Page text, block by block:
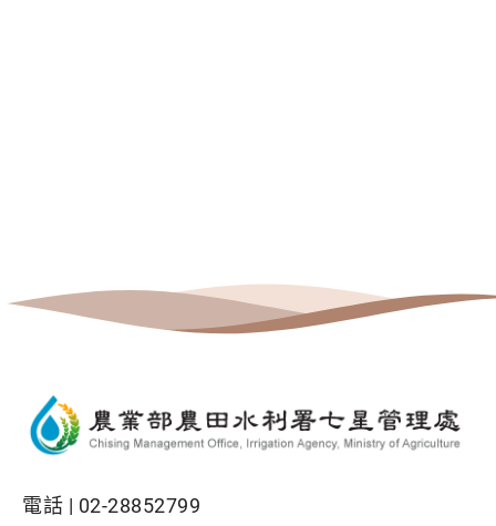
電話 | 02-28852799